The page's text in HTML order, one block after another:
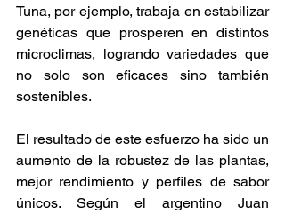
Tuna, por ejemplo, trabaja en estabilizar
genéticas que prosperen en distintos
microclimas, logrando variedades que
no solo son eficaces sino también
sostenibles​.
El resultado de este esfuerzo ha sido un
aumento de la robustez de las plantas,
mejor rendimiento y perfiles de sabor
únicos. Según el argentino Juan